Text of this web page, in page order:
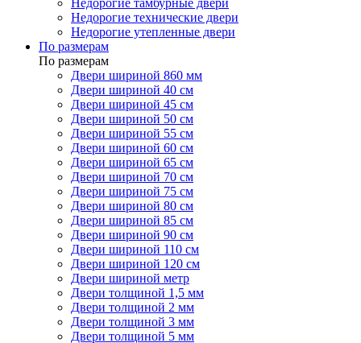
Недорогие тамбурные двери
Недорогие технические двери
Недорогие утепленные двери
По размерам
По размерам
Двери шириной 860 мм
Двери шириной 40 см
Двери шириной 45 см
Двери шириной 50 см
Двери шириной 55 см
Двери шириной 60 см
Двери шириной 65 см
Двери шириной 70 см
Двери шириной 75 см
Двери шириной 80 см
Двери шириной 85 см
Двери шириной 90 см
Двери шириной 110 см
Двери шириной 120 см
Двери шириной метр
Двери толщиной 1,5 мм
Двери толщиной 2 мм
Двери толщиной 3 мм
Двери толщиной 5 мм